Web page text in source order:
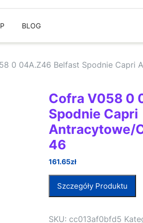
BLOG
0 04A.Z46 Belfast Spodnie Capri
Cofra V058 0
Spodnie Capri
Antracytowe/
46
161.65zł
Szczegóły Produktu
SKU: cc013af0bfd5